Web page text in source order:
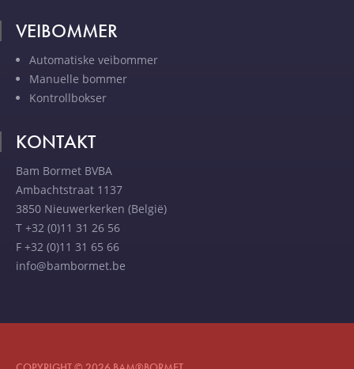
VEIBOMMER
Automatiske veibommer
Manuelle bommer
Kontrollbokser
KONTAKT
Bam Bormet BVBA
Ambachtstraat 1137
3850 Nieuwerkerken (België)
T +32 (0)11 31 26 56
F +32 (0)11 31 65 66
info@bambormet.be